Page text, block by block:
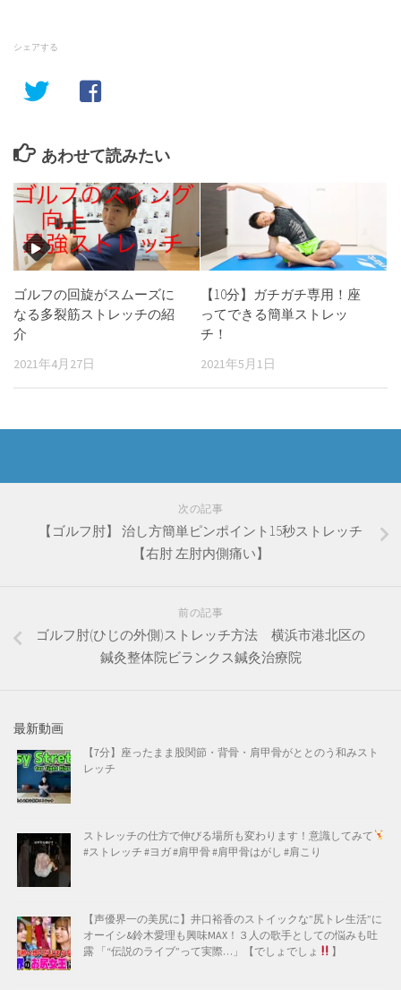
シェアする
あわせて読みたい
ゴルフの回旋がスムーズに
なる多裂筋ストレッチの紹
介
2021年4月27日
【10分】ガチガチ専用！座
ってできる簡単ストレッ
チ！
2021年5月1日
次の記事
【ゴルフ肘】 治し方簡単ピンポイント15秒ストレッチ
【右肘 左肘内側痛い】
前の記事
ゴルフ肘(ひじの外側)ストレッチ方法 横浜市港北区の
鍼灸整体院ビランクス鍼灸治療院
最新動画
【7分】座ったまま股関節・背骨・肩甲骨がととのう和みスト
レッチ
ストレッチの仕方で伸びる場所も変わります！意識してみて
#ストレッチ #ヨガ #肩甲骨 #肩甲骨はがし #肩こり
【声優界一の美尻に】井口裕香のストイックな”尻トレ生活”に
オーイシ&鈴木愛理も興味MAX！３人の歌手としての悩みも吐
露 「“伝説のライブ”って実際…」【でしょでしょ
】